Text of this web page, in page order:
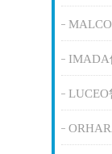
IMADA
LUCEO